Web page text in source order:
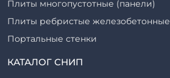
Плиты многопустотные (панели)
Плиты ребристые железобетонные
Портальные стенки
Прогоны железобетонные
КАТАЛОГ СНИП